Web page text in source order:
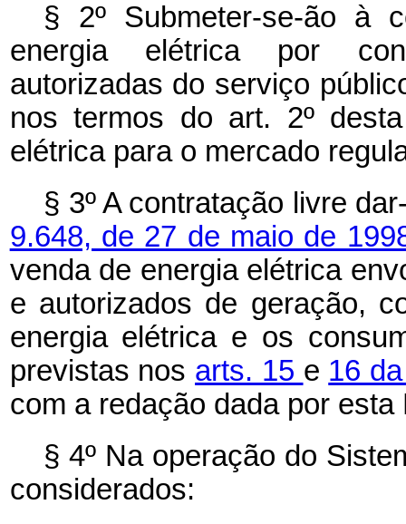
§ 2º Submeter-se-ão à
energia elétrica por
autorizadas do serviço
nos termos do art. 2º
elétrica para o mercado
§ 3º A contratação livre
9.648, de 27 de maio de
venda de energia elétrica
e autorizados de geração,
energia elétrica e os
previstas nos arts. 15 e 16
com a redação dada por esta
§ 4º Na operação do
considerados: